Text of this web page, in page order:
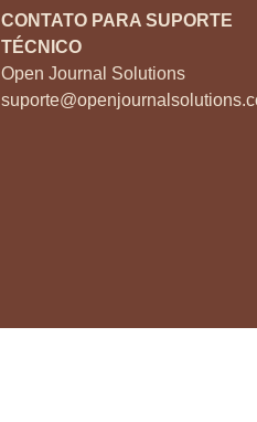
CONTATO PARA SUPORTE
TÉCNICO
Open Journal Solutions